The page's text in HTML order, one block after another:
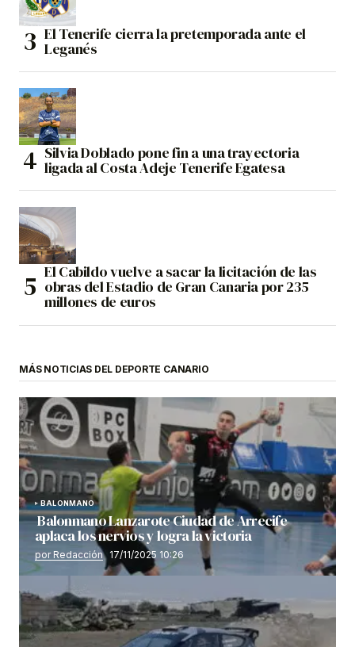
El Tenerife cierra la pretemporada ante el
Leganés
Silvia Doblado pone fin a una trayectoria
ligada al Costa Adeje Tenerife Egatesa
El Cabildo vuelve a sacar la licitación de las
obras del Estadio de Gran Canaria por 235
millones de euros
MÁS NOTICIAS DEL DEPORTE CANARIO
BALONMANO
Balonmano Lanzarote Ciudad de Arrecife
aplaca los nervios y logra la victoria
por Redacción 17/11/2025 10:26